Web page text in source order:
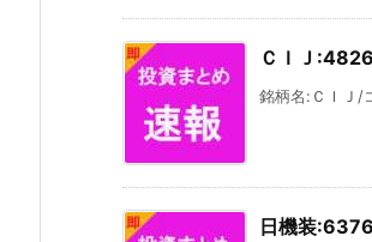
ＣＩＪ:4826
銘柄名:ＣＩＪ/
日機装:6376